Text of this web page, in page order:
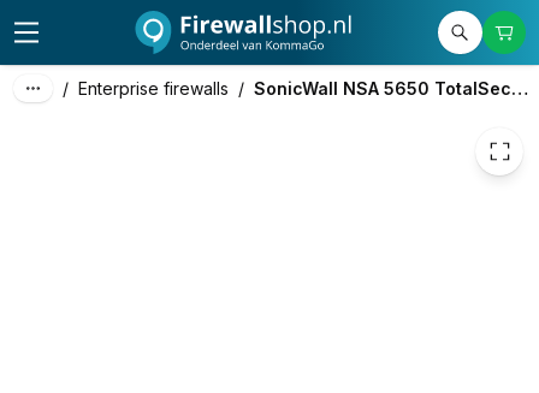
/ Enterprise firewalls / SonicWall NSA 5650 TotalSecure
15.254,68 excl. btw
18.458,16 incl. btw